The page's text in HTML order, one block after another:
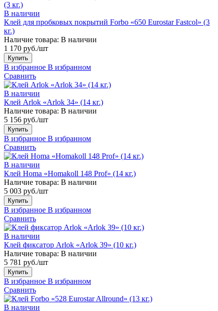
В наличии
Клей для пробковых покрытий Forbo «650 Eurostar Fastcol» (3
кг.)
Наличие товара: В наличии
1 170 руб./шт
Купить
В избранное В избранном
Сравнить
В наличии
Клей Arlok «Arlok 34» (14 кг.)
Наличие товара: В наличии
5 156 руб./шт
Купить
В избранное В избранном
Сравнить
В наличии
Клей Homa «Homakoll 148 Prof» (14 кг.)
Наличие товара: В наличии
5 003 руб./шт
Купить
В избранное В избранном
Сравнить
В наличии
Клей фиксатор Arlok «Arlok 39» (10 кг.)
Наличие товара: В наличии
5 781 руб./шт
Купить
В избранное В избранном
Сравнить
В наличии